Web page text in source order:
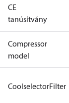
CE
tanúsítvány
Compressor
model
CoolselectorFilter